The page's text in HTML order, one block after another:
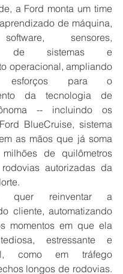
a Ford monta um time
de máquina,
sensores,
de sistemas e
operacional, ampliando
para o
da tecnologia de
-- incluindo os
BlueCruise, sistema
as mãos que já soma
de quilômetros
autorizadas da
quer reinventar a
cliente, automatizando
momentos em que ela
estressante e
como em tráfego
longos de rodovias.